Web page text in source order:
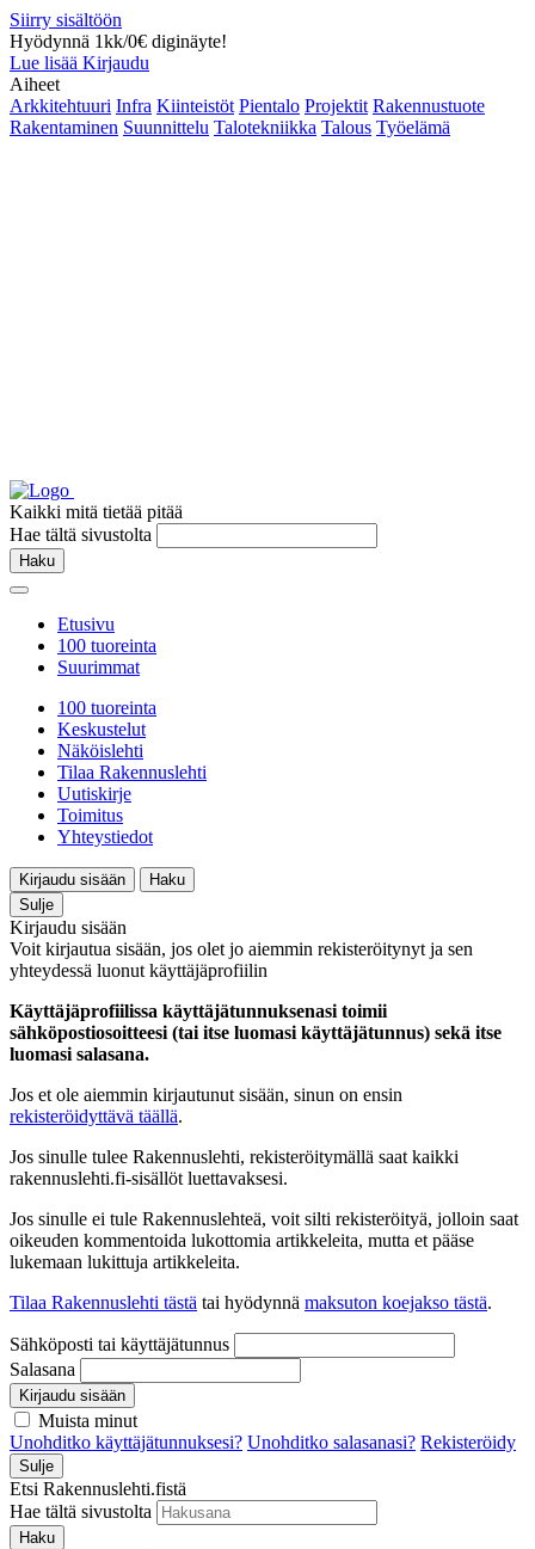
Siirry sisältöön
Hyödynnä 1kk/0€ diginäyte!
Lue lisää Kirjaudu
Aiheet
Arkkitehtuuri Infra Kiinteistöt Pientalo Projektit Rakennustuote
Rakentaminen Suunnittelu Talotekniikka Talous Työelämä
Kaikki mitä tietää pitää
Hae tältä sivustolta
Haku
Etusivu
100 tuoreinta
Suurimmat
100 tuoreinta
Keskustelut
Näköislehti
Tilaa Rakennuslehti
Uutiskirje
Toimitus
Yhteystiedot
Kirjaudu sisään
Haku
Sulje
Kirjaudu sisään
Voit kirjautua sisään, jos olet jo aiemmin rekisteröitynyt ja sen
yhteydessä luonut käyttäjäprofiilin
Käyttäjäprofiilissa käyttäjätunnuksenasi toimii
sähköpostiosoitteesi (tai itse luomasi käyttäjätunnus) sekä itse
luomasi salasana.
Jos et ole aiemmin kirjautunut sisään, sinun on ensin
rekisteröidyttävä täällä.
Jos sinulle tulee Rakennuslehti, rekisteröitymällä saat kaikki
rakennuslehti.fi-sisällöt luettavaksesi.
Jos sinulle ei tule Rakennuslehteä, voit silti rekisteröityä, jolloin saat
oikeuden kommentoida lukottomia artikkeleita, mutta et pääse
lukemaan lukittuja artikkeleita.
Tilaa Rakennuslehti tästä tai hyödynnä maksuton koejakso tästä.
Sähköposti tai käyttäjätunnus
Salasana
Kirjaudu sisään
Muista minut
Unohditko käyttäjätunnuksesi? Unohditko salasanasi? Rekisteröidy
Sulje
Etsi Rakennuslehti.fistä
Hae tältä sivustolta
Haku